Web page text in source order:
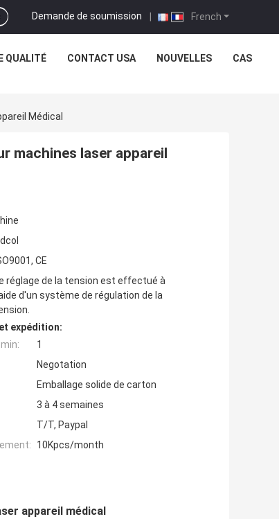
French
Demande de soumission |
QUALITÉ CONTACT USA NOUVELLES CAS
Médical
machines laser appareil
CE
réglage de la tension est effectué à
d'un système de régulation de la
expédition:
1
Negotation
Emballage solide de carton
3 à 4 semaines
T/T, Paypal
10Kpcs/month
appareil médical